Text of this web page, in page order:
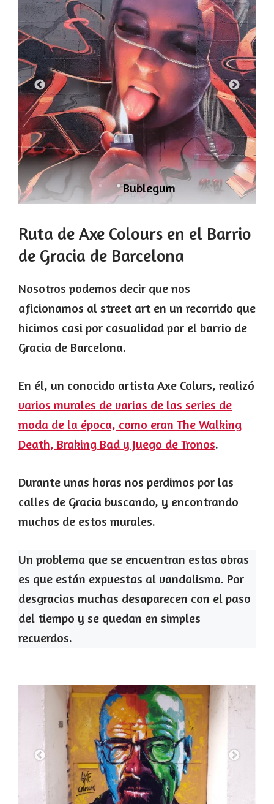
Bublegum
Ruta de Axe Colours en el Barrio
de Gracia de Barcelona
Nosotros podemos decir que nos
aficionamos al street art en un recorrido que
hicimos casi por casualidad por el barrio de
Gracia de Barcelona.
En él, un conocido artista Axe Colurs, realizó
varios murales de varias de las series de
moda de la época, como eran The Walking
Death, Braking Bad y Juego de Tronos.
Durante unas horas nos perdimos por las
calles de Gracia buscando, y encontrando
muchos de estos murales.
Un problema que se encuentran estas obras
es que están expuestas al vandalismo. Por
desgracias muchas desaparecen con el paso
del tiempo y se quedan en simples
recuerdos.